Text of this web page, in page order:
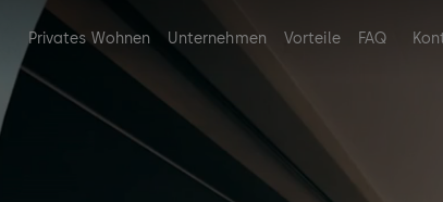
Privates Wohnen Unternehmen Vorteile FAQ